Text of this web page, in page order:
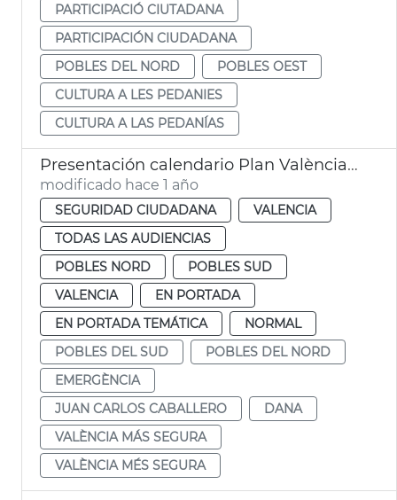
PARTICIPACIÓ CIUTADANA
PARTICIPACIÓN CIUDADANA
POBLES DEL NORD
POBLES OEST
CULTURA A LES PEDANIES
CULTURA A LAS PEDANÍAS
Presentación calendario Plan València Más Segura
modificado hace 1 año
SEGURIDAD CIUDADANA
VALENCIA
TODAS LAS AUDIENCIAS
POBLES NORD
POBLES SUD
VALENCIA
EN PORTADA
EN PORTADA TEMÁTICA
NORMAL
POBLES DEL SUD
POBLES DEL NORD
EMERGÈNCIA
JUAN CARLOS CABALLERO
DANA
VALÈNCIA MÁS SEGURA
VALÈNCIA MÉS SEGURA